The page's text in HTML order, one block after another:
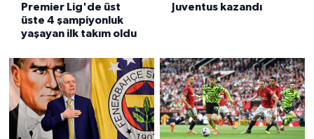
Premier Lig'de üst
üste 4 şampiyonluk
yaşayan ilk takım oldu
Juventus kazandı